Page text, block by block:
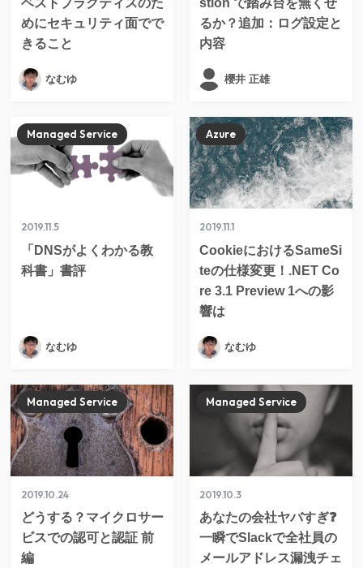
めにセキュリティ面でで
きること
なむゆ
るか？追加：ログ設定と
内容
櫻井 正雄
2019.11.5
「DNSがよくわかる教
科書」書評
Managed Service
なむゆ
2019.11.1
CookieにおけるSameSi
teの仕様変更！.NET Co
re 3.1 Preview 1への影
響は
Azure
なむゆ
2019.10.24
どうする？マイクロサー
ビスでの認可と認証 前
編
Managed Service
2019.10.3
あなたの会社ヤバすぎ❓
一瞬でSlackで全社員の
メールアドレス漏洩チェ
Managed Service